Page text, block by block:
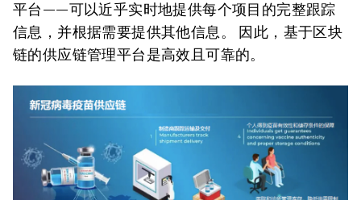
平台——可以近乎实时地提供每个项目的完整跟踪
信息，并根据需要提供其他信息。 因此，基于区块
链的供应链管理平台是高效且可靠的。